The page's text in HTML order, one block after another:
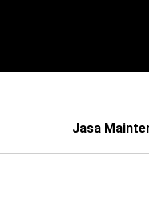
Jasa